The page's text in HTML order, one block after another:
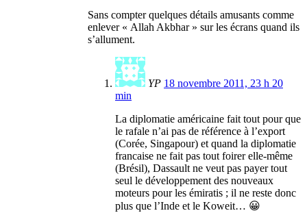
Sans compter quelques détails amusants comme
enlever « Allah Akbhar » sur les écrans quand ils
s’allument.
YP 18 novembre 2011, 23 h 20
min
La diplomatie américaine fait tout pour que
le rafale n’ai pas de référence à l’export
(Corée, Singapour) et quand la diplomatie
francaise ne fait pas tout foirer elle-même
(Brésil), Dassault ne veut pas payer tout
seul le développement des nouveaux
moteurs pour les émiratis ; il ne reste donc
plus que l’Inde et le Koweit… 😀